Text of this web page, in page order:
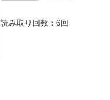
読み取り回数： 6回